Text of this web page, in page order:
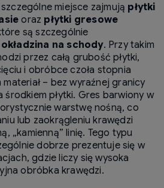
miejsce zajmują płytki
oraz płytki gresowe
są szczególnie
okładzina na schody. Przy takim
przez całą grubość płytki,
i obróbce czoła stopnia
– bez wyraźnej granicy
środkiem płytki. Gres barwiony w
warstwę nośną, co
lub zaokrągleniu krawędzi
„kamienną” linię. Tego typu
dobrze prezentuje się w
gdzie liczy się wysoka
obróbka krawędzi.